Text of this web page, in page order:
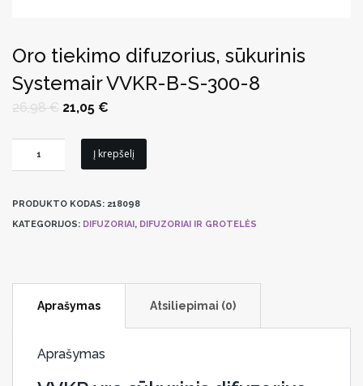
Oro tiekimo difuzorius, sūkurinis
Systemair VVKR-B-S-300-8
26,98€ Original
price
26,98 €.
21,05 €
21,05 €.
kiekis:
tiekimo
difuzorius,
Į krepšelį
PRODUKTO KODAS: 218098
KATEGORIJOS: DIFUZORIAI, DIFUZORIAI IR GROTELĖS
Aprašymas Atsiliepimai (0)
Aprašymas